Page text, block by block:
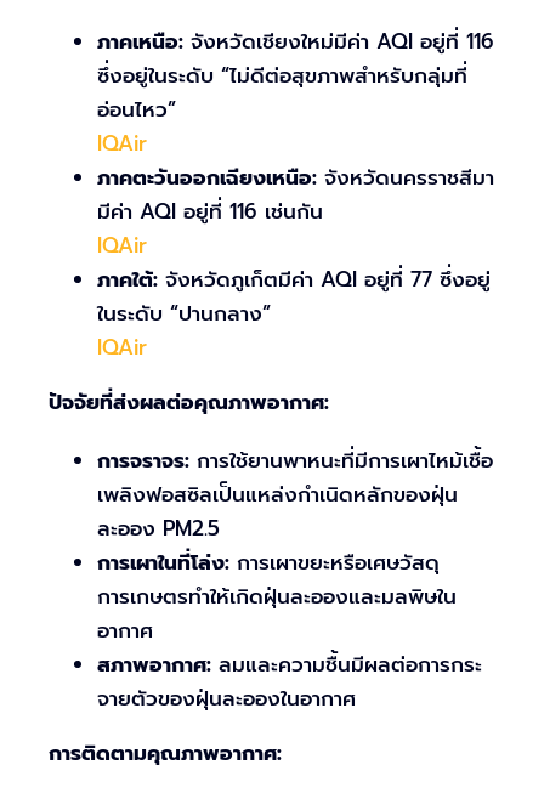
ภาคเหนือ: จังหวัดเชียงใหม่มีค่า AQI อยู่ที่ 116
ซึ่งอยู่ในระดับ “ไม่ดีต่อสุขภาพสำหรับกลุ่มที่
อ่อนไหว”
IQAir
ภาคตะวันออกเฉียงเหนือ: จังหวัดนครราชสีมา
มีค่า AQI อยู่ที่ 116 เช่นกัน
IQAir
ภาคใต้: จังหวัดภูเก็ตมีค่า AQI อยู่ที่ 77 ซึ่งอยู่
ในระดับ “ปานกลาง”
IQAir
ปัจจัยที่ส่งผลต่อคุณภาพอากาศ:
การจราจร: การใช้ยานพาหนะที่มีการเผาไหม้เชื้อ
เพลิงฟอสซิลเป็นแหล่งกำเนิดหลักของฝุ่น
ละออง PM2.5
การเผาในที่โล่ง: การเผาขยะหรือเศษวัสดุ
การเกษตรทำให้เกิดฝุ่นละอองและมลพิษใน
อากาศ
สภาพอากาศ: ลมและความชื้นมีผลต่อการกระ
จายตัวของฝุ่นละอองในอากาศ
การติดตามคุณภาพอากาศ: